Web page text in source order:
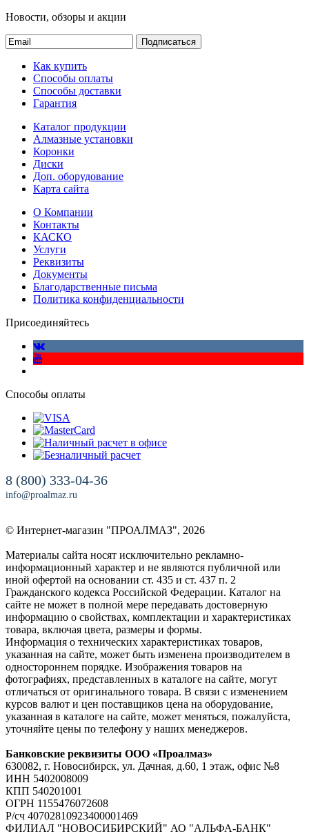
Новости, обзоры и акции
Подписаться
Как купить
Способы оплаты
Способы доставки
Гарантия
Каталог продукции
Алмазные установки
Коронки
Диски
Доп. оборудование
Карта сайта
О Компании
Контакты
КАСКО
Услуги
Реквизиты
Документы
Благодарственные письма
Политика конфиденциальности
Присоединяйтесь
Способы оплаты
8 (800) 333-04-36
info@proalmaz.ru
© Интернет-магазин "ПРОАЛМАЗ", 2026
Материалы сайта носят исключительно рекламно-
информационный характер и не являются публичной или
иной офертой на основании ст. 435 и ст. 437 п. 2
Гражданского кодекса Российской Федерации. Каталог на
сайте не может в полной мере передавать достоверную
информацию о свойствах, комплектации и характеристиках
товара, включая цвета, размеры и формы.
Информация о технических характеристиках товаров,
указанная на сайте, может быть изменена производителем в
одностороннем порядке. Изображения товаров на
фотографиях, представленных в каталоге на сайте, могут
отличаться от оригинального товара. В связи с изменением
курсов валют и цен поставщиков цена на оборудование,
указанная в каталоге на сайте, может меняться, пожалуйста,
уточняйте цены по телефону у наших менеджеров.
Банковские реквизиты ООО «Проалмаз»
630082, г. Новосибирск, ул. Дачная, д.60, 1 этаж, офис №8
ИНН 5402008009
КПП 540201001
ОГРН 1155476072608
Р/сч 40702810923400001469
ФИЛИАЛ "НОВОСИБИРСКИЙ" АО "АЛЬФА-БАНК"